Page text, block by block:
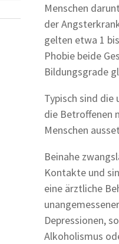
Menschen
der
gelten etwa 1
Phobie beide
Bildungsgrade
Typisch sind die
die Betroffenen
Menschen
Beinahe
Kontakte und
eine ärztliche
Depressionen,
Alkoholismus